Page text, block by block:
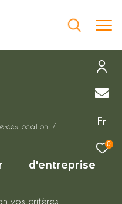
Fr
0
location
d'entreprise
vos critères
à vos